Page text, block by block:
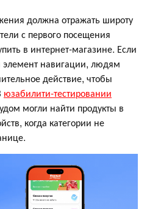
должна отражать широту
с первого посещения
в интернет-магазине. Если
элемент навигации, людям
действие, чтобы
юзабилити-тестировании
могли найти продукты в
когда категории не